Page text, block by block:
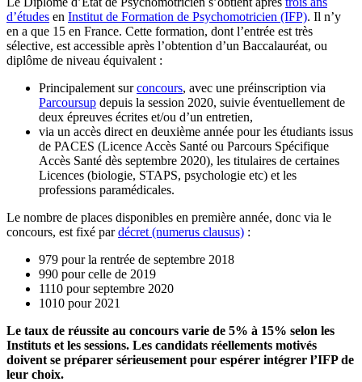
d’études en Institut de Formation de Psychomotricien (IFP). Il n’y
en a que 15 en France. Cette formation, dont l’entrée est très
sélective, est accessible après l’obtention d’un Baccalauréat, ou
diplôme de niveau équivalent :
Principalement surconcours, avec une préinscription via
Parcoursup depuis la session 2020, suivie éventuellement de
deux épreuves écrites et/ou d’un entretien,
via un accès direct en deuxième année pour les étudiants issus
de PACES (Licence Accès Santé ou Parcours Spécifique
Accès Santé dès septembre 2020), les titulaires de certaines
Licences (biologie, STAPS, psychologie etc) et les
professions paramédicales.
Le nombre de places disponibles en première année, donc via le
concours, est fixé pardécret (numerus clausus) :
979 pour la rentrée de septembre 2018
990 pour celle de 2019
1110 pour septembre 2020
1010 pour 2021
Le taux de réussite au concours varie de 5% à 15% selon les
Instituts et les sessions. Les candidats réellements motivés
doivent se préparer sérieusement pour espérer intégrer l’IFP de
leur choix.